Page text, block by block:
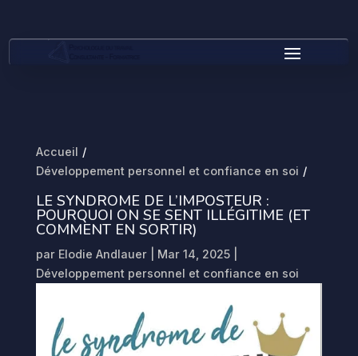
Accueil /
Développement personnel et confiance en soi /
LE SYNDROME DE L’IMPOSTEUR :
POURQUOI ON SE SENT ILLÉGITIME (ET
COMMENT EN SORTIR)
par Elodie Andlauer| Mar 14, 2025|
Développement personnel et confiance en soi